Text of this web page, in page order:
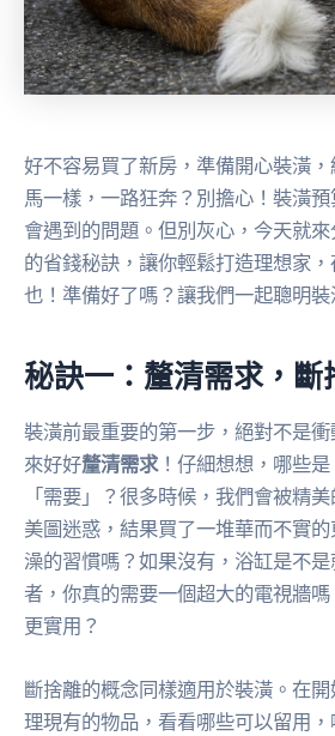
好不容易買了新房，準備開心裝潢
馬一樣，一路狂奔？別擔心！裝潢
會遇到的問題。但別灰心，今天就
的省錢秘訣，讓你輕鬆打造理想家
也！準備好了嗎？讓我們一起聰明裝
秘訣一：釐清需求，斷
裝潢前最重要的第一步，絕對不是
來好好釐清需求！仔細想想，哪些
「需要」？很多時候，我們會被精
美圖迷惑，結果買了一堆華而不實
澡的習慣嗎？如果沒有，浴缸是不
者，你真的需要一個超大的電視牆
更實用？
斷捨離的概念同樣適用於裝潢。在
理現有的物品，看看哪些可以留用